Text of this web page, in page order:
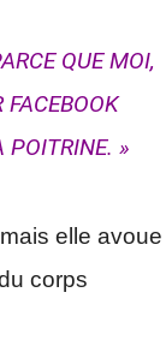
QUE MOI,
FACEBOOK
POITRINE. »
elle avoue
corps